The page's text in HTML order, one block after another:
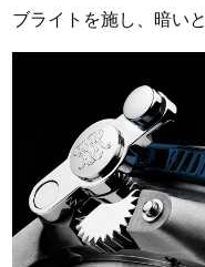
ブライトを施し、暗い